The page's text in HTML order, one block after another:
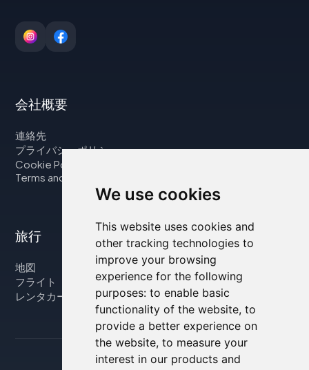
We use cookies
This website uses cookies and
other tracking technologies to
improve your browsing
experience for the following
purposes: to enable basic
functionality of the website, to
provide a better experience on
the website, to measure your
interest in our products and
会社概要
連絡先
プライバシーポリシー
Cookie Policy
Terms and Conditions
旅行
地図
フライト
レンタカー